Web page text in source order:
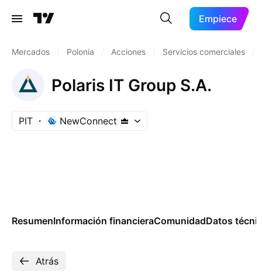
Empiece
Mercados Polonia Acciones Servicios comerciales
Polaris IT Group S.A.
PIT NewConnect
ResumenInformación financieraComunidadDatos
Atrás